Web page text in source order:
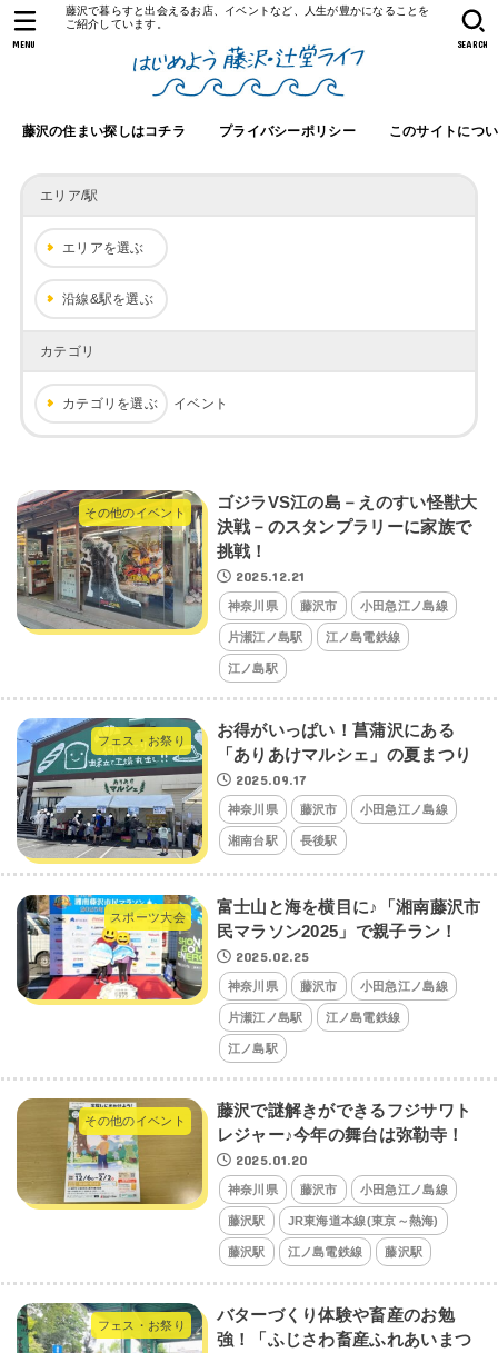
藤沢で暮らすと出会えるお店、イベントなど、人生が豊かになることを
ご紹介しています。
藤沢の住まい探しはコチラ プライバシーポリシー このサイトにつ
SEARCH
MENU
エリア/駅
エリアを選ぶ
沿線&駅を選ぶ
カテゴリ
カテゴリを選ぶ イベント
その他のイベント
ゴジラVS江の島－えのすい怪獣大
決戦－のスタンプラリーに家族で
挑戦！
2025.12.21
神奈川県 藤沢市 小田急江ノ島線
片瀬江ノ島駅 江ノ島電鉄線
江ノ島駅
フェス・お祭り
お得がいっぱい！菖蒲沢にある
「ありあけマルシェ」の夏まつり
2025.09.17
神奈川県 藤沢市 小田急江ノ島線
湘南台駅 長後駅
スポーツ大会
富士山と海を横目に♪「湘南藤沢市
民マラソン2025」で親子ラン！
2025.02.25
神奈川県 藤沢市 小田急江ノ島線
片瀬江ノ島駅 江ノ島電鉄線
江ノ島駅
その他のイベント
藤沢で謎解きができるフジサワト
レジャー♪今年の舞台は弥勒寺！
2025.01.20
神奈川県 藤沢市 小田急江ノ島線
藤沢駅 JR東海道本線(東京～熱海)
藤沢駅 江ノ島電鉄線 藤沢駅
フェス・お祭り
バターづくり体験や畜産のお勉
強！「ふじさわ畜産ふれあいまつ